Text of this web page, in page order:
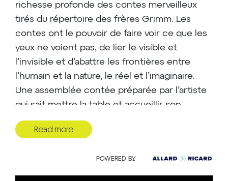
POWERED BY
richesse profonde des contes merveilleux
tirés du répertoire des frères Grimm. Les
contes ont le pouvoir de faire voir ce que les
yeux ne voient pas, de lier le visible et
l’invisible et d’abattre les frontières entre
l’humain et la nature, le réel et l’imaginaire.
Une assemblée contée préparée par l’artiste
qui sait mettre la table et accueillir son
monde. Un retour à la source de la pratique du
conteur dans une mise en scène épurée et
bonne histoire et quelques autres.
Read more